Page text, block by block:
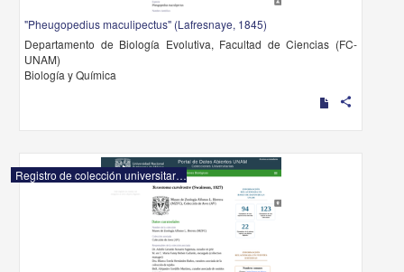
"Pheugopedius maculipectus" (Lafresnaye, 1845)
Departamento de Biología Evolutiva, Facultad de Ciencias (FC-
UNAM)
Biología y Química
share
Registro de colección universitaria